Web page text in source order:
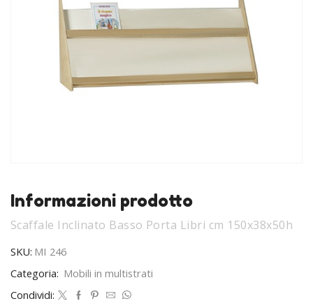
Informazioni prodotto
Scaffale Inclinato Basso Porta Libri cm 150x38x50h
SKU: MI 246
Categoria: Mobili in multistrati
Condividi: